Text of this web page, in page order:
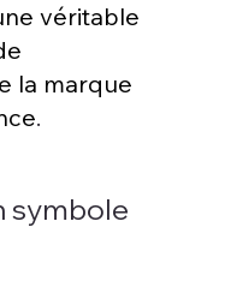
véritable
la marque
.
symbole